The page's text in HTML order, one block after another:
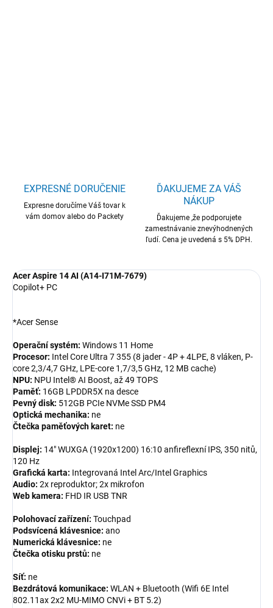
EXPRESNÉ DORUČENIE
Expresne doručíme Váš tovar k
vám domov alebo do Packety
ĎAKUJEME ZA VÁŠ
NÁKUP
Ďakujeme ,že podporujete
zamestnávanie znevýhodnených
ľudí. Cena je uvedená s 5% DPH.
Acer Aspire 14 AI (A14-I71M-7679)
Copilot+ PC
*Acer Sense
Operační systém: Windows 11 Home
Procesor: Intel Core Ultra 7 355 (8 jader - 4P + 4LPE, 8 vláken, P-
core 2,3/4,7 GHz, LPE-core 1,7/3,5 GHz, 12 MB cache)
NPU: NPU Intel® AI Boost, až 49 TOPS
Paměť: 16GB LPDDR5X na desce
Pevný disk: 512GB PCIe NVMe SSD PM4
Optická mechanika: ne
Čtečka paměťových karet: ne
Displej: 14" WUXGA (1920x1200) 16:10 anfireflexní IPS, 350 nitů,
120 Hz
Grafická karta: Integrovaná Intel Arc/Intel Graphics
Audio: 2x reproduktor; 2x mikrofon
Web kamera: FHD IR USB TNR
Polohovací zařízení: Touchpad
Podsvícená klávesnice: ano
Numerická klávesnice: ne
Čtečka otisku prstů: ne
Síť: ne
Bezdrátová komunikace: WLAN + Bluetooth (Wifi 6E Intel
802.11ax 2x2 MU-MIMO CNVi + BT 5.2)